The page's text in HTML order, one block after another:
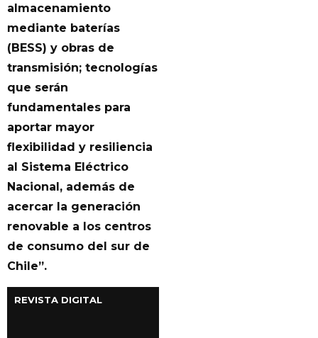
almacenamiento
mediante baterías
(BESS) y obras de
transmisión; tecnologías
que serán
fundamentales para
aportar mayor
flexibilidad y resiliencia
al Sistema Eléctrico
Nacional, además de
acercar la generación
renovable a los centros
de consumo del sur de
Chile”.
REVISTA DIGITAL